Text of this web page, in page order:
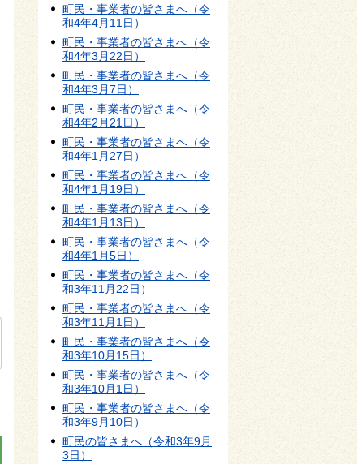
町民・事業者の皆さまへ（令
和4年4月11日）
町民・事業者の皆さまへ（令
和4年3月22日）
町民・事業者の皆さまへ（令
和4年3月7日）
町民・事業者の皆さまへ（令
和4年2月21日）
町民・事業者の皆さまへ（令
和4年1月27日）
町民・事業者の皆さまへ（令
和4年1月19日）
町民・事業者の皆さまへ（令
和4年1月13日）
町民・事業者の皆さまへ（令
和4年1月5日）
町民・事業者の皆さまへ（令
和3年11月22日）
町民・事業者の皆さまへ（令
和3年11月1日）
町民・事業者の皆さまへ（令
和3年10月15日）
町民・事業者の皆さまへ（令
和3年10月1日）
町民・事業者の皆さまへ（令
和3年9月10日）
町民の皆さまへ（令和3年9月
3日）